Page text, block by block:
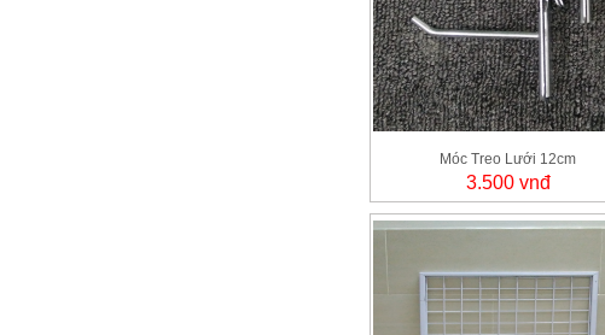
Móc Treo Lưới 12cm
3.500 vnđ